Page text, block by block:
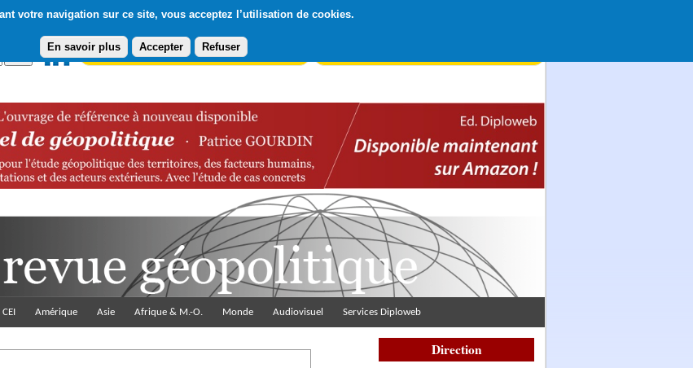
votre navigation sur ce site, vous acceptez l’utilisation de cookies.
En savoir plus Accepter Refuser
Abonnement gratuit à la Lettre du Diploweb
Amérique Asie Afrique & M.-O. Monde Audiovisuel Services Diploweb
Direction